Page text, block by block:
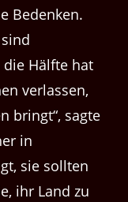
Bedenken.
Hälfte hat
verlassen,
bringt“, sagte
in
sie sollten
ihr Land zu